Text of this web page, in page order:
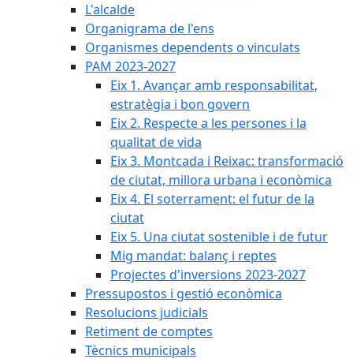
L'alcalde
Organigrama de l'ens
Organismes dependents o vinculats
PAM 2023-2027
Eix 1. Avançar amb responsabilitat,
estratègia i bon govern
Eix 2. Respecte a les persones i la
qualitat de vida
Eix 3. Montcada i Reixac: transformació
de ciutat, millora urbana i econòmica
Eix 4. El soterrament: el futur de la
ciutat
Eix 5. Una ciutat sostenible i de futur
Mig mandat: balanç i reptes
Projectes d'inversions 2023-2027
Pressupostos i gestió econòmica
Resolucions judicials
Retiment de comptes
Tècnics municipals